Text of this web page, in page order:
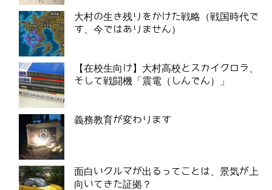
大村の生き残りをかけた戦略（戦国時代で
す、今ではありません）
【在校生向け】大村高校とスカイクロラ、
そして戦闘機「震電（しんでん）」
義務教育が変わります
面白いクルマが出るってことは、景気が上
向いてきた証拠？